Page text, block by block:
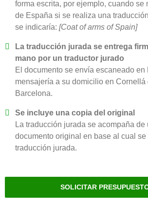
forma escrita, por ejemplo, cuando se
de España si se realiza una
se indicaría: [Coat of arms of Spain]
La traducción jurada se entrega
mano por un traductor jurado
El documento se envía escaneado en
mensajería a su domicilio en Cornellá
Barcelona.
Se incluye una copia del original
La traducción jurada se acompaña de
documento original en base al cual
traducción jurada.
SOLICITAR